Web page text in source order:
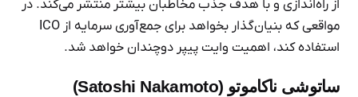
از راه‌اندازی و با هدف جذب مخاطبان بیشتر منتشر می‌کند. در
مواقعی که بنیان‌گذار بخواهد برای جمع‌آوری سرمایه از ICO
استفاده کند، اهمیت وایت پیپر دوچندان خواهد شد.
ساتوشی ناکاموتو (Satoshi Nakamoto)